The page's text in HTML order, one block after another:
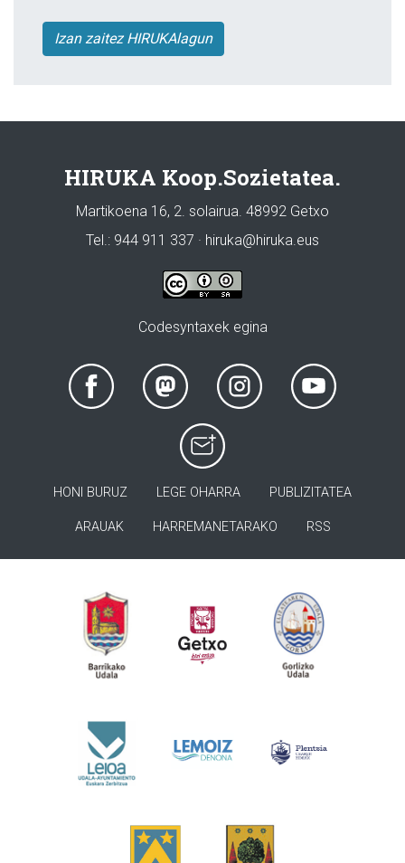
Izan zaitez HIRUKAlagun
HIRUKA Koop.Sozietatea.
Martikoena 16, 2. solairua. 48992 Getxo
Tel.: 944 911 337 · hiruka@hiruka.eus
Codesyntaxek egina
HONI BURUZ LEGE OHARRA PUBLIZITATEA
ARAUAK HARREMANETARAKO RSS